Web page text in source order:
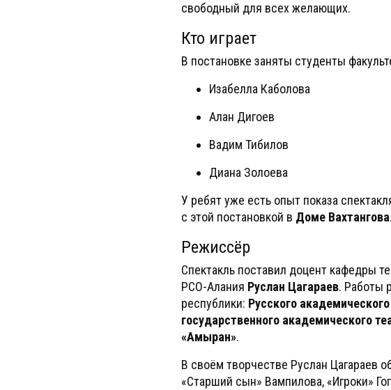
свободный для всех желающих.
Кто играет
В постановке заняты студенты
Изабелла Каболова
Алан Дигоев
Вадим Тибилов
Диана Золоева
У ребят уже есть опыт показа
с этой постановкой в Доме Вахтангова.
Режиссёр
Спектакль поставил доцент кафедры
РСО-Алания Руслан Цагараев. Работы
республики: Русского
государственного академического
«Амыран».
В своём творчестве Руслан Цагараев
«Старший сын» Вампилова, «Игроки»